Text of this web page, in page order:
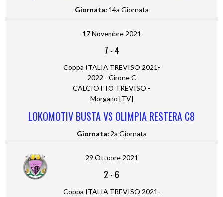
Giornata: 14a Giornata
17 Novembre 2021
7 - 4
Coppa ITALIA TREVISO 2021-
2022 - Girone C
CALCIOTTO TREVISO -
Morgano [TV]
LOKOMOTIV BUSTA VS OLIMPIA RESTERA C8
Giornata: 2a Giornata
29 Ottobre 2021
2 - 6
Coppa ITALIA TREVISO 2021-